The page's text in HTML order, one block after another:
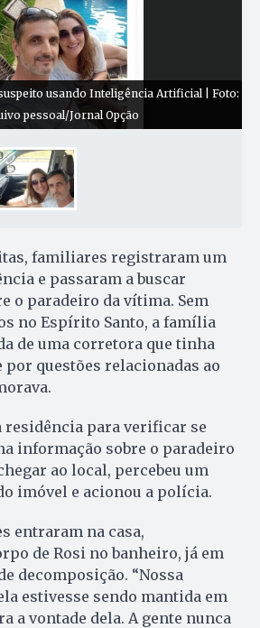
usando Inteligência Artificial | Foto:
pessoal/Jornal Opção
familiares registraram um
e passaram a buscar
o paradeiro da vítima. Sem
no Espírito Santo, a família
de uma corretora que tinha
por questões relacionadas ao
residência para verificar se
informação sobre o paradeiro
ao local, percebeu um
imóvel e acionou a polícia.
entraram na casa,
de Rosi no banheiro, já em
decomposição. “Nossa
estivesse sendo mantida em
a vontade dela. A gente nunca